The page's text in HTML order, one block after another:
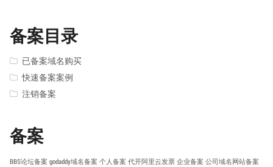
备案目录
已备案域名购买
快速备案案例
注销备案
备案
BBS论坛备案 godaddy域名备案 个人备案 代开阿里云发票 企业备案 公司域名网站备案